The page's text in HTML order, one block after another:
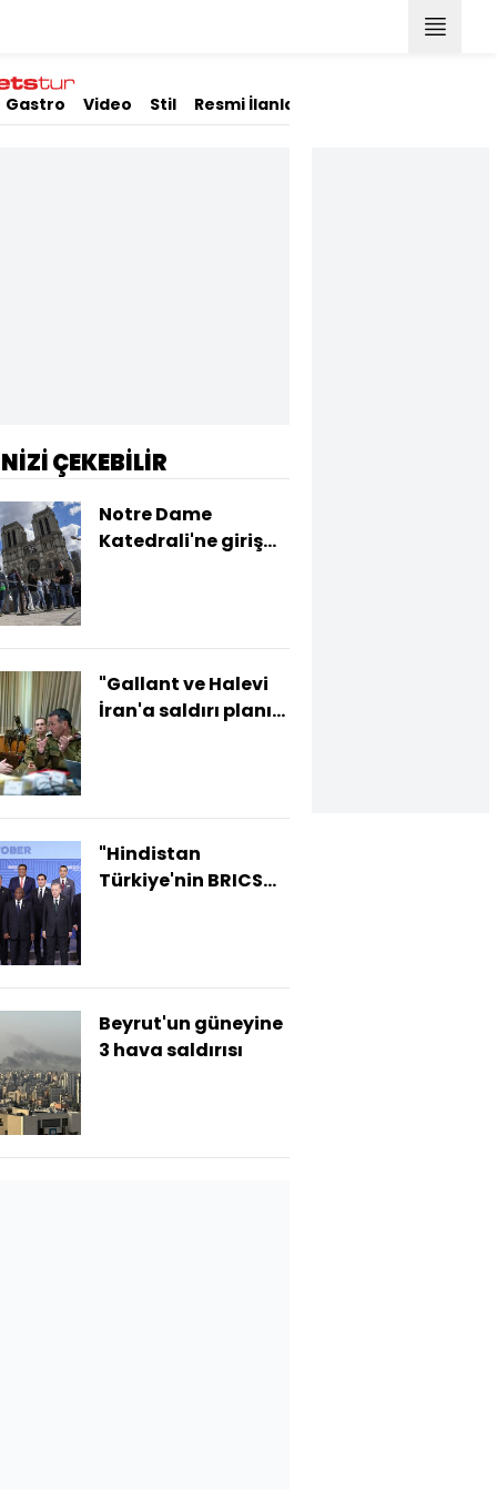
Gastro Video Stil Resmi İlanlar
ÇEKEBİLİR
Notre Dame
Katedrali'ne giriş
"Gallant ve Halevi
İran'a saldırı planını
"Hindistan
Türkiye'nin BRICS
Beyrut'un güneyine
3 hava saldırısı